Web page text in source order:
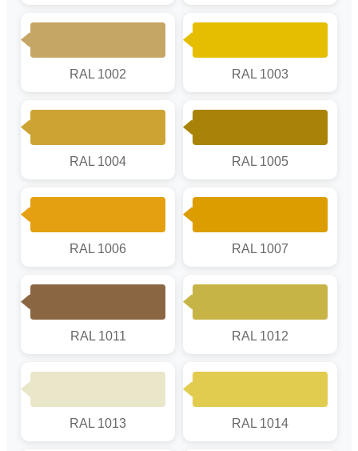
RAL 1002 RAL 1003
RAL 1004 RAL 1005
RAL 1006 RAL 1007
RAL 1011 RAL 1012
RAL 1013 RAL 1014